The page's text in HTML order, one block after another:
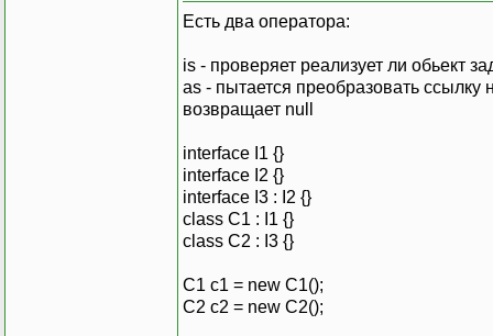
Есть два оператора:
is - проверяет реализует ли обьект
as - пытается преобразовать
возвращает null
interface I1 {}
interface I2 {}
interface I3 : I2 {}
class C1 : I1 {}
class C2 : I3 {}
C1 c1 = new C1();
C2 c2 = new C2();